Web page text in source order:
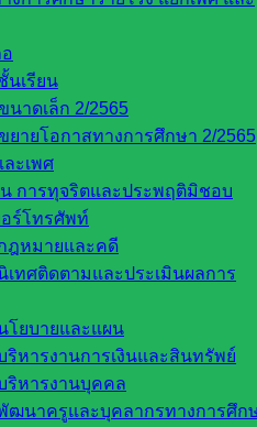
นเรียน
นาดเล็ก 2/2565
ยายโอกาสทางการศึกษา 2/2565
ะเพศ
น การทุจริตและประพฤติมิชอบ
อร์โทรศัพท์
ฎหมายและคดี
ทศติดตามและประเมินผลการ
โยบายและแผน
หารงานการเงินและสินทรัพย์
ริหารงานบุคคล
ฒนาครูและบุคลากรทางการศึก